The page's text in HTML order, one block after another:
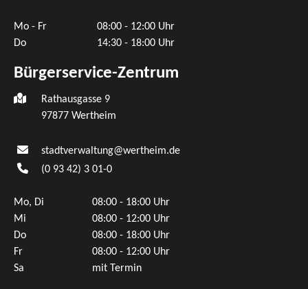
Mo - Fr
08:00 - 12:00 Uhr
Do
14:30 - 18:00 Uhr
Bürgerservice-Zentrum
Rathausgasse 9
97877 Wertheim
stadtverwaltung@wertheim.de
(0 93 42) 3 01-0
Mo, Di
08:00 - 18:00 Uhr
Mi
08:00 - 12:00 Uhr
Do
08:00 - 18:00 Uhr
Fr
08:00 - 12:00 Uhr
Sa
mit Termin